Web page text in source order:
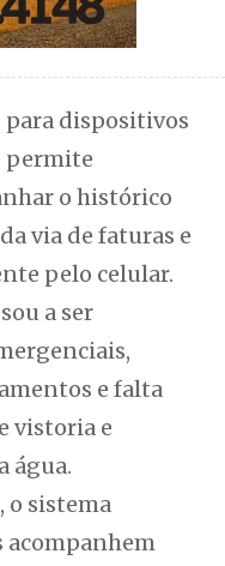
dispositivos
permite
o histórico
via de faturas e
pelo celular.
a ser
e falta
vistoria e
água.
o sistema
acompanhem